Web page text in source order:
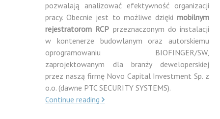
pozwalają analizować efektywność organizacji
pracy. Obecnie jest to możliwe dzięki mobilnym
rejestratorom RCP przeznaczonym do instalacji
w kontenerze budowlanym oraz autorskiemu
oprogramowaniu BIOFINGER/SW,
zaprojektowanym dla branży deweloperskiej
przez naszą firmę Novo Capital Investment Sp. z
o.o. (dawne PTC SECURITY SYSTEMS).
Continue reading